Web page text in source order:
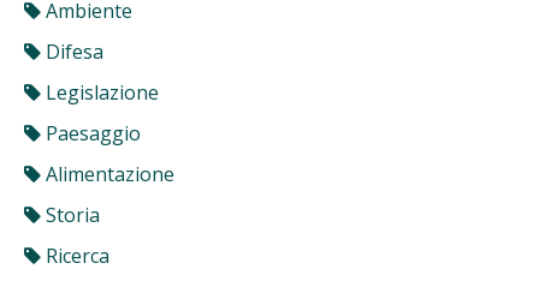
Ambiente
Difesa
Legislazione
Paesaggio
Alimentazione
Storia
Ricerca